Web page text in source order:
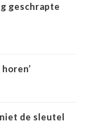
geschrapte
de sleutel